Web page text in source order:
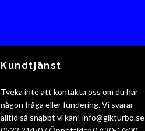
Kundtjänst
Tveka inte att kontakta oss om du har
någon fråga eller fundering. Vi svarar
alltid så snabbt vi kan! info@gikturbo.se